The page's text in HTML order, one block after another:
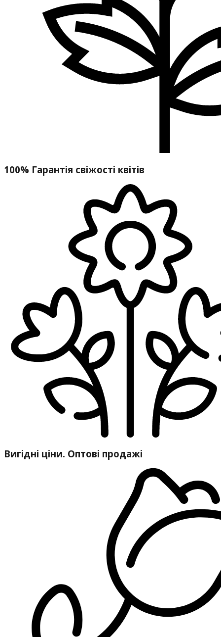
100% Гарантія свіжості квітів
Вигідні ціни. Оптові продажі